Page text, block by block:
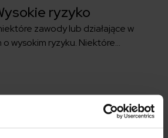
ryzyko
zawody lub działające w
wysokim ryzyku. Niektóre...
czynności
w nielegalnych działaniach.